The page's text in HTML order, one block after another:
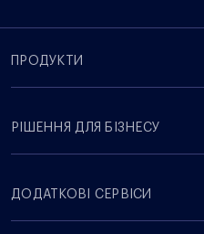
ПРОДУКТИ
РІШЕННЯ ДЛЯ БІЗНЕСУ
ДОДАТКОВІ СЕРВІСИ